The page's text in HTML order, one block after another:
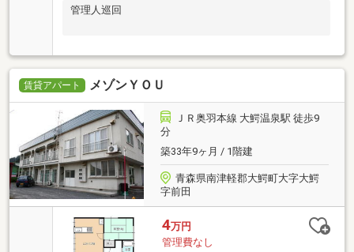
管理人巡回
賃貸アパート メゾンＹＯＵ
ＪＲ奥羽本線 大鰐温泉駅 徒歩9
分
築33年9ヶ月 / 1階建
青森県南津軽郡大鰐町大字大鰐
字前田
4万円
管理費なし